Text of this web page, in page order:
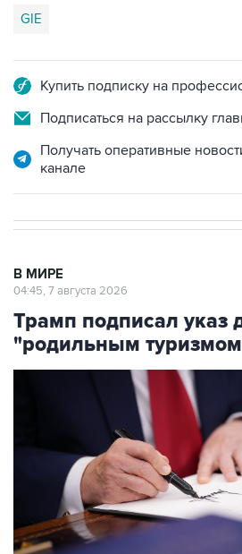
GIE
Купить подписку на
Подписаться на рассылку
Получать оперативные
канале
В МИРЕ
04:45, 7 августа 2026
Трамп подписал указ
"родильным